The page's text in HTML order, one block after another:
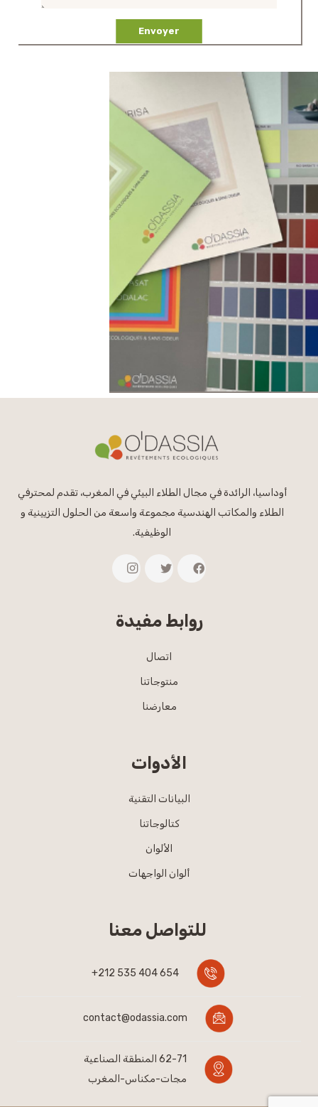
أوداسيا، الرائدة في مجال الطلاء البيئي في المغرب، تقدم لمحترفي
الطلاء والمكاتب الهندسية مجموعة واسعة من الحلول التزيينية و
الوظيفية.
روابط مفيدة
اتصال
منتوجاتنا
معارضنا
الأدوات
البيانات التقنية
كتالوجاتنا
الألوان
ألوان الواجهات
للتواصل معنا
654 404 535 212+
contact@odassia.com
62-71 المنطقة الصناعية
مجات-مكناس-المغرب